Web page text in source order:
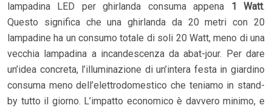
lampadina LED per ghirlanda consuma appena 1 Watt.
Questo significa che una ghirlanda da 20 metri con 20
lampadine ha un consumo totale di soli 20 Watt, meno di una
vecchia lampadina a incandescenza da abat-jour. Per dare
un’idea concreta, l’illuminazione di un’intera festa in giardino
consuma meno dell’elettrodomestico che teniamo in stand-
by tutto il giorno. L’impatto economico è davvero minimo, e